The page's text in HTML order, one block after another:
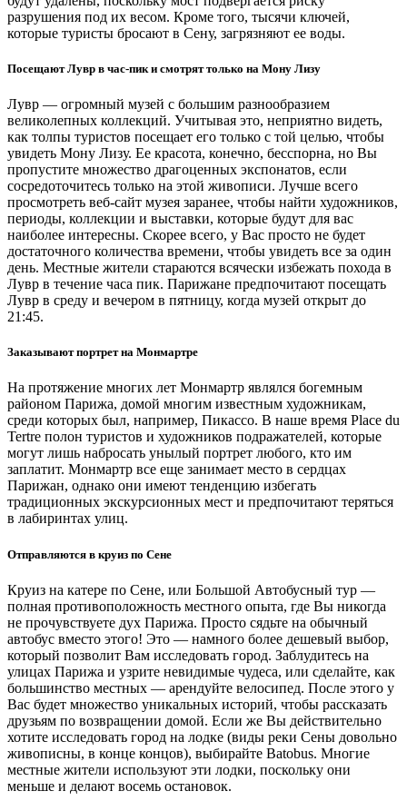
разрушения под их весом. Кроме того, тысячи ключей,
которые туристы бросают в Сену, загрязняют ее воды.
Посещают Лувр в час-пик и смотрят только на Мону Лизу
Лувр — огромный музей с большим разнообразием
великолепных коллекций. Учитывая это, неприятно видеть,
как толпы туристов посещает его только с той целью, чтобы
увидеть Мону Лизу. Ее красота, конечно, бесспорна, но Вы
пропустите множество драгоценных экспонатов, если
сосредоточитесь только на этой живописи. Лучше всего
просмотреть веб-сайт музея заранее, чтобы найти художников,
периоды, коллекции и выставки, которые будут для вас
наиболее интересны. Скорее всего, у Вас просто не будет
достаточного количества времени, чтобы увидеть все за один
день. Местные жители стараются всячески избежать похода в
Лувр в течение часа пик. Парижане предпочитают посещать
Лувр в среду и вечером в пятницу, когда музей открыт до
21:45.
Заказывают портрет на Монмартре
На протяжение многих лет Монмартр являлся богемным
районом Парижа, домой многим известным художникам,
среди которых был, например, Пикассо. В наше время Place du
Tertre полон туристов и художников подражателей, которые
могут лишь набросать унылый портрет любого, кто им
заплатит. Монмартр все еще занимает место в сердцах
Парижан, однако они имеют тенденцию избегать
традиционных экскурсионных мест и предпочитают теряться
в лабиринтах улиц.
Отправляются в круиз по Сене
Круиз на катере по Сене, или Большой Автобусный тур —
полная противоположность местного опыта, где Вы никогда
не прочувствуете дух Парижа. Просто сядьте на обычный
автобус вместо этого! Это — намного более дешевый выбор,
который позволит Вам исследовать город. Заблудитесь на
улицах Парижа и узрите невидимые чудеса, или сделайте, как
большинство местных — арендуйте велосипед. После этого у
Вас будет множество уникальных историй, чтобы рассказать
друзьям по возвращении домой. Если же Вы действительно
хотите исследовать город на лодке (виды реки Сены довольно
живописны, в конце концов), выбирайте Batobus. Многие
местные жители используют эти лодки, поскольку они
меньше и делают восемь остановок.